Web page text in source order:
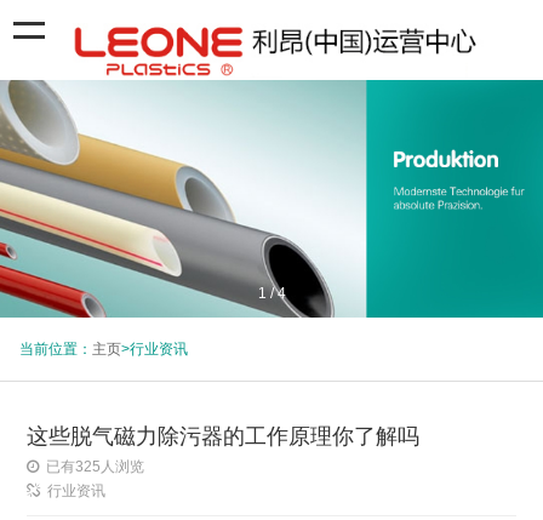
1 /4
当前位置： 主页>行业资讯
这些脱气磁力除污器的工作原理你了解吗
已有325 人浏览
行业资讯